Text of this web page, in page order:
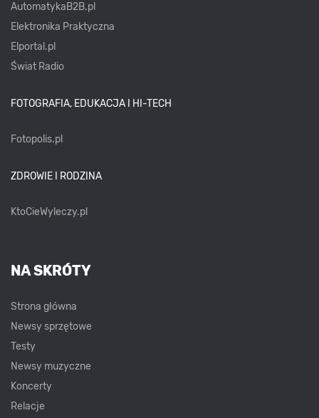
AutomatykaB2B.pl
Elektronika Praktyczna
Elportal.pl
Świat Radio
FOTOGRAFIA, EDUKACJA I HI-TECH
Fotopolis.pl
ZDROWIE I RODZINA
KtoCieWyleczy.pl
NA SKRÓTY
Strona główna
Newsy sprzętowe
Testy
Newsy muzyczne
Koncerty
Relacje